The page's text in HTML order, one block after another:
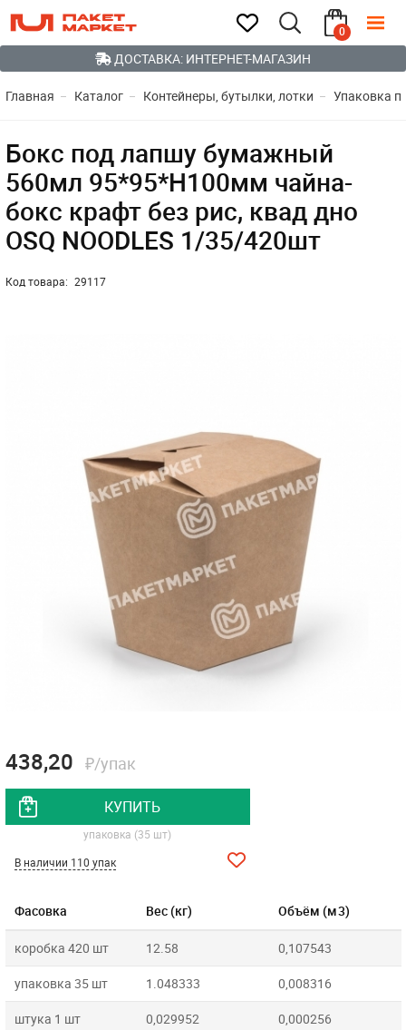
0
ДОСТАВКА: ИНТЕРНЕТ-МАГАЗИН
Главная Каталог Контейнеры, бутылки, лотки Упаковка
Бокс под лапшу бумажный
560мл 95*95*H100мм чайна-
бокс крафт без рис, квад дно
OSQ NOODLES 1/35/420шт
Код товара: 29117
Фасовка Вес (кг) Объём (м3)
коробка 420 шт 12.58 0,107543
упаковка 35 шт 1.048333 0,008316
штука 1 шт 0,029952 0,000256
438,20 ₽/упак
КУПИТЬ
упаковка (35 шт)
В наличии 110 упак